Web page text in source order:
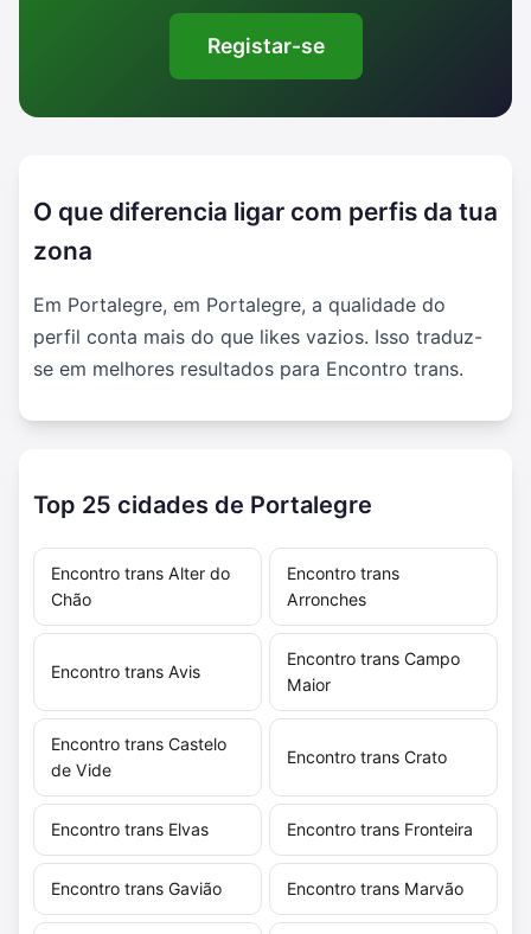
Registar-se
O que diferencia ligar com perfis da tua
zona
Em Portalegre, em Portalegre, a qualidade do
perfil conta mais do que likes vazios. Isso traduz-
se em melhores resultados para Encontro trans.
Top 25 cidades de Portalegre
Encontro trans Alter do
Chão
Encontro trans
Arronches
Encontro trans Avis
Encontro trans Campo
Maior
Encontro trans Castelo
de Vide
Encontro trans Crato
Encontro trans Elvas Encontro trans Fronteira
Encontro trans Gavião Encontro trans Marvão